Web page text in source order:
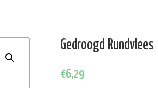
Gedroogd Rundvlees
€6,29